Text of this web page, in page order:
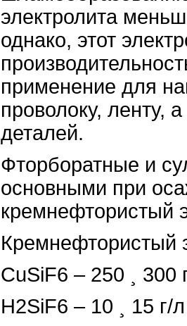
электролита
однако, этот
применение для
проволоку, ленту,
деталей.
Фторборатные и
основными при
кремнефтористый
Кремнефтористый
CuSiF6 – 250 ¸ 300
H2SiF6 – 10 ¸ 15 г/л